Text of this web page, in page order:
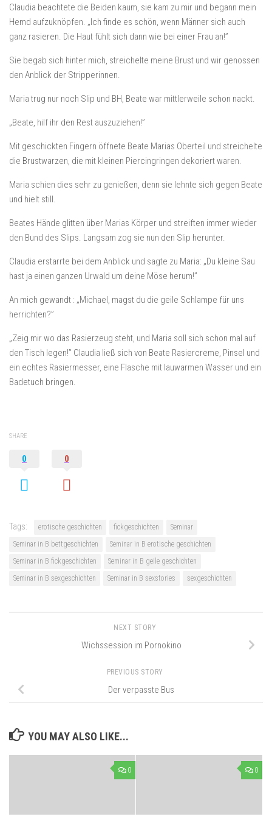
Claudia beachtete die Beiden kaum, sie kam zu mir und begann mein
Hemd aufzuknöpfen. „Ich finde es schön, wenn Männer sich auch
ganz rasieren. Die Haut fühlt sich dann wie bei einer Frau an!”
Sie begab sich hinter mich, streichelte meine Brust und wir genossen
den Anblick der Stripperinnen.
Maria trug nur noch Slip und BH, Beate war mittlerweile schon nackt.
„Beate, hilf ihr den Rest auszuziehen!”
Mit geschickten Fingern öffnete Beate Marias Oberteil und streichelte
die Brustwarzen, die mit kleinen Piercingringen dekoriert waren.
Maria schien dies sehr zu genießen, denn sie lehnte sich gegen Beate
und hielt still.
Beates Hände glitten über Marias Körper und streiften immer wieder
den Bund des Slips. Langsam zog sie nun den Slip herunter.
Claudia erstarrte bei dem Anblick und sagte zu Maria: „Du kleine Sau
hast ja einen ganzen Urwald um deine Möse herum!”
An mich gewandt : „Michael, magst du die geile Schlampe für uns
herrichten?”
„Zeig mir wo das Rasierzeug steht, und Maria soll sich schon mal auf
den Tisch legen!” Claudia ließ sich von Beate Rasiercreme, Pinsel und
ein echtes Rasiermesser, eine Flasche mit lauwarmen Wasser und ein
Badetuch bringen.
SHARE
0 0
Tags: erotische geschichten fickgeschichten
Seminar
Seminar in B bettgeschichten
Seminar in B erotische geschichten
Seminar in B fickgeschichten
Seminar in B geile geschichten
Seminar in B sexgeschichten
Seminar in B sexstories sexgeschichten
NEXT STORY
Wichssession im Pornokino
PREVIOUS STORY
Der verpasste Bus
YOU MAY ALSO LIKE...
0 0